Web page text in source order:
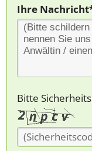
Ihre
Bitte